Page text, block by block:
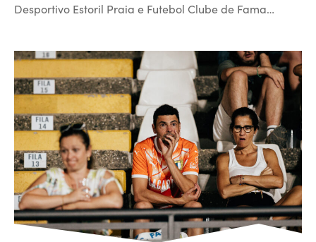
Desportivo Estoril Praia e Futebol Clube de Fama…